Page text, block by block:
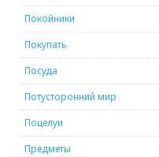
Покойники
Покупать
Посуда
Потусторонний мир
Поцелуи
Предметы